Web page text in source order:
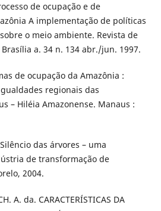
de ocupação e de
A implementação de políticas
o meio ambiente. Revista de
a. 34 n. 134 abr./jun. 1997.
de ocupação da Amazônia :
regionais das
– Hiléia Amazonense. Manaus :
das árvores – uma
de transformação de
2004.
A. da. CARACTERÍSTICAS DA